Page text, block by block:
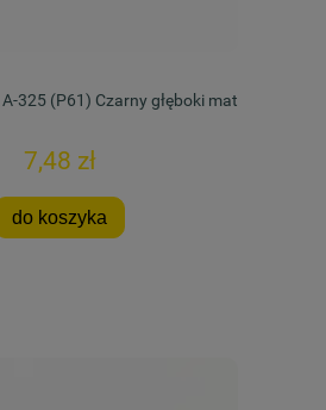
325 (P61) Czarny głęboki mat
7,48 zł
do koszyka